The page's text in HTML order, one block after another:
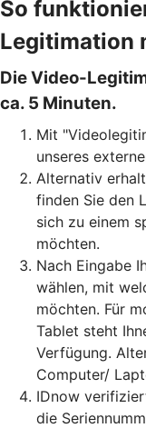
So
Legitimation
Die Video-
ca. 5 Minuten.
Mit
unseres
Alternativ
finden Sie den
sich zu einem
möchten.
Nach Eingabe
wählen, mit
möchten. Für
Tablet steht
Verfügung.
Computer/
IDnow
die